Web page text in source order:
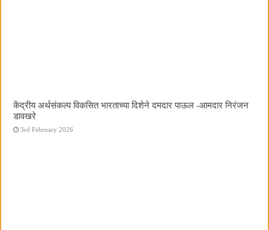
केंद्रीय अर्थसंकल्प विकसित भारताच्या दिशेने दमदार पाऊल -आमदार निरंजन
डावखरे
3rd February 2026